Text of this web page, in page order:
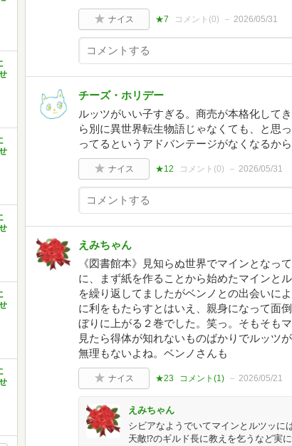
ナイス ★7 コメント(0) 2026/05/31
チーズ・ホリデー
ルッツがいい子すぎる。商売が本格化して
ら別に異世界転生物語じゃなくても、と思
ってるというアドバンテージがなくなるか
ナイス ★12 コメント(0) 2026/05/31
えみちゃん
《図書館本》見知らぬ世界でマインとなっ
に、まず紙を作ることから始めたマインと
を繰り返してましたがベンノとの出会いに
に利をもたらすとはいえ、親身になって面
ぼりに上がる２巻でした。笑っ。そもそも
見たら得体が知れないものばかりでルッツ
無理もないよね。ベンノさんも
ナイス ★23 コメント(1) 2026/05/21
えみちゃん
シビアなようでいてマインとルツッに
天敵⁉のギルド長に教えを乞うなど実